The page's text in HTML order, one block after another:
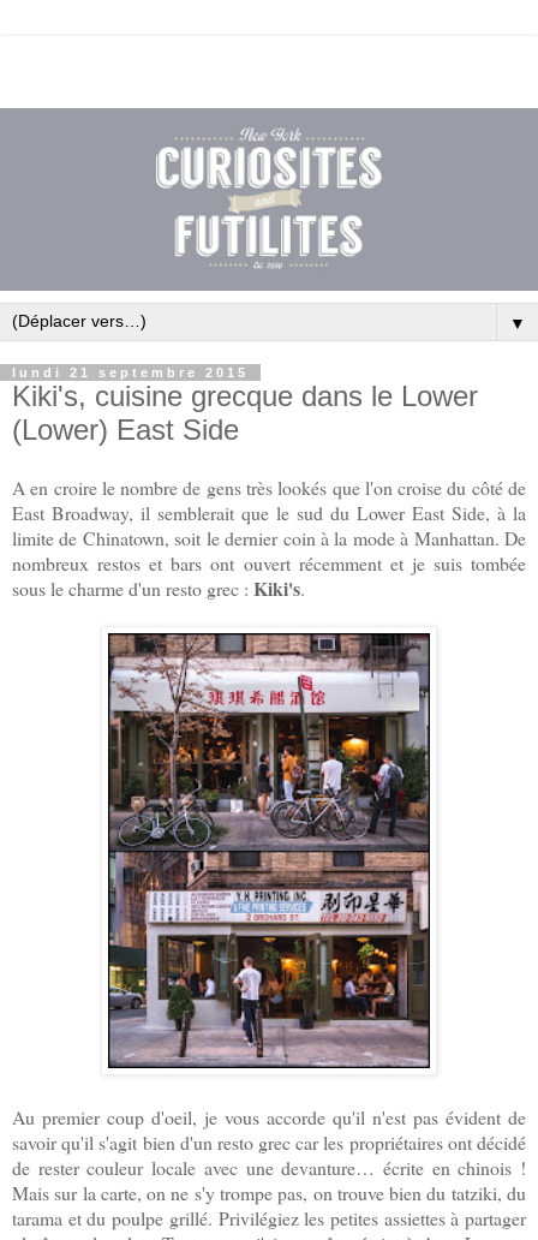
▼
lundi 21 septembre 2015
Kiki's, cuisine grecque dans le Lower
(Lower) East Side
A en croire le nombre de gens très lookés que l'on croise du côté de
East Broadway, il semblerait que le sud du Lower East Side, à la
limite de Chinatown, soit le dernier coin à la mode à Manhattan. De
nombreux restos et bars ont ouvert récemment et je suis tombée
sous le charme d'un resto grec : Kiki's.
Au premier coup d'oeil, je vous accorde qu'il n'est pas évident de
savoir qu'il s'agit bien d'un resto grec car les propriétaires ont décidé
de rester couleur locale avec une devanture… écrite en chinois !
Mais sur la carte, on ne s'y trompe pas, on trouve bien du tatziki, du
tarama et du poulpe grillé. Privilégiez les petites assiettes à partager